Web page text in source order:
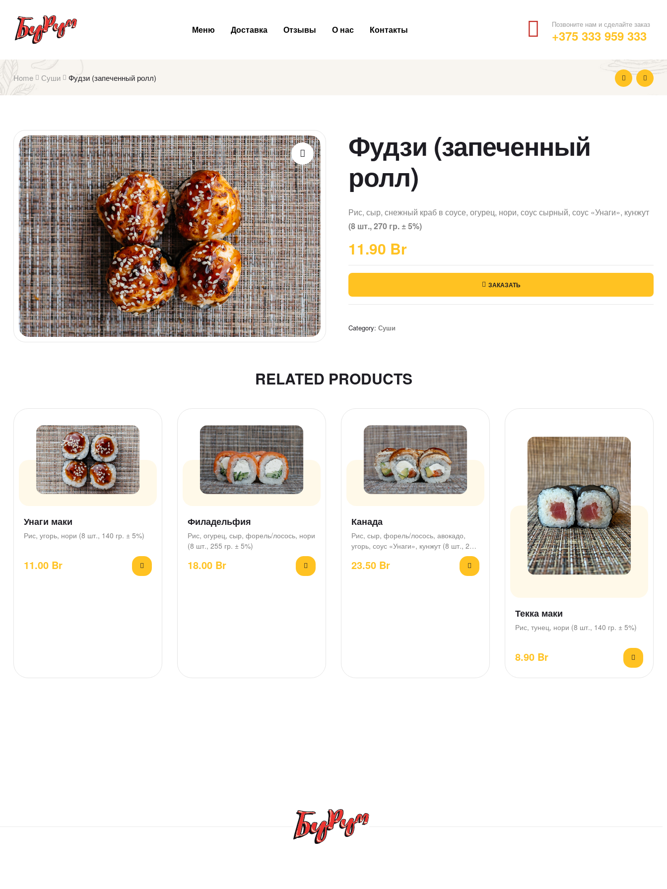
Меню Доставка Отзывы О нас Контакты Позвоните нам и сделайте заказ
+375 333 959 333
Home Суши Фудзи (запеченный ролл)
Фудзи (запеченный
ролл)
Рис, сыр, снежный краб в соусе, огурец, нори, соус сырный, соус «Унаги», кунжут
(8 шт., 270 гр. ± 5%)
11.90 Br
ЗАКАЗАТЬ
Category: Суши
RELATED PRODUCTS
Унаги маки
Рис, угорь, нори (8 шт., 140 гр. ± 5%)
11.00 Br
Филадельфия
Рис, огурец, сыр, форель/лосось, нори
(8 шт., 255 гр. ± 5%)
18.00 Br
Канада
Рис, сыр, форель/лосось, авокадо,
угорь, соус «Унаги», кунжут (8 шт., 295
23.50 Br
Текка маки
Рис, тунец, нори (8 шт., 140 гр. ± 5%)
8.90 Br